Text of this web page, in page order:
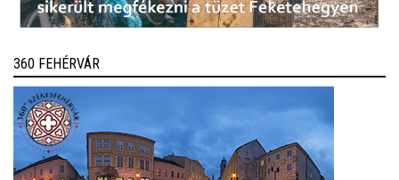
360 FEHÉRVÁR